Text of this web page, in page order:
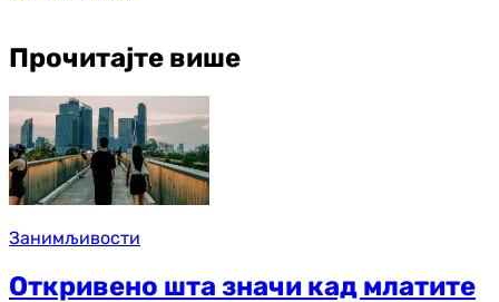
Прочитајте више
Занимљивости
Откривено шта значи кад млатите